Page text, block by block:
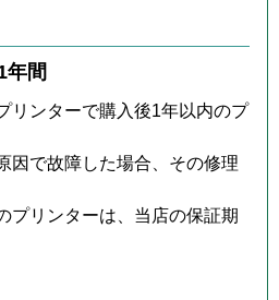
年間
リンターで購入後1年以内のプ
因で故障した場合、その修理
プリンターは、当店の保証期